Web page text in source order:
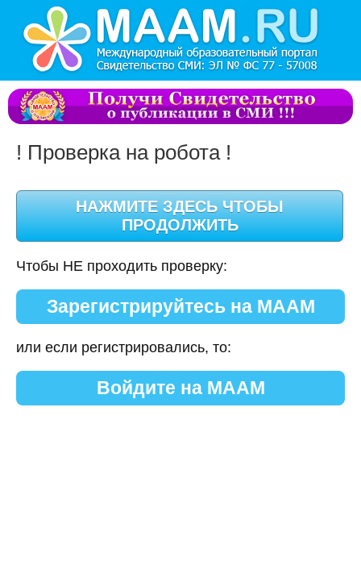
! Проверка на робота !
Чтобы НЕ проходить проверку:
Зарегистрируйтесь на МААМ
или если регистрировались, то:
Войдите на МААМ